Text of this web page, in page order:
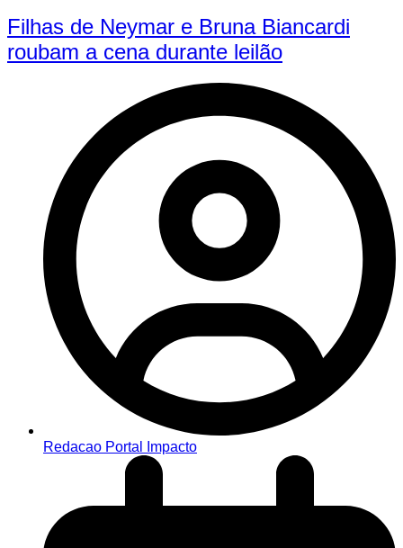
Filhas de Neymar e Bruna Biancardi
roubam a cena durante leilão
Redacao Portal Impacto